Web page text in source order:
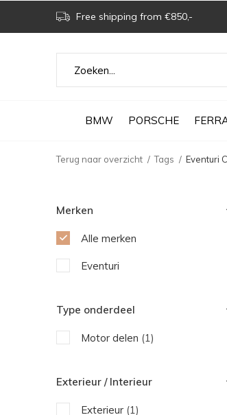
BMW PORSCHE
Free shipping from €850,-
Terug naar overzicht Tags Eventuri
Merken
Alle merken
Eventuri
Type onderdeel
Motor delen (1)
Exterieur / Interieur
Exterieur (1)